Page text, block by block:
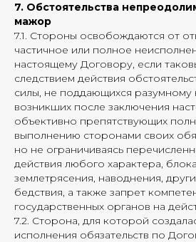
7. Обстоятельства
мажор
7.1. Стороны освобождаются от
частичное или полное
настоящему Договору, если
следствием действия
силы, не поддающихся
возникших после заключения
объективно препятствующих
выполнению сторонами своих
но не ограничиваясь
действия любого характера,
землетрясения, наводнения,
бедствия, а также запрет
государственных органов на
7.2. Сторона, для которой
исполнения обязательств по